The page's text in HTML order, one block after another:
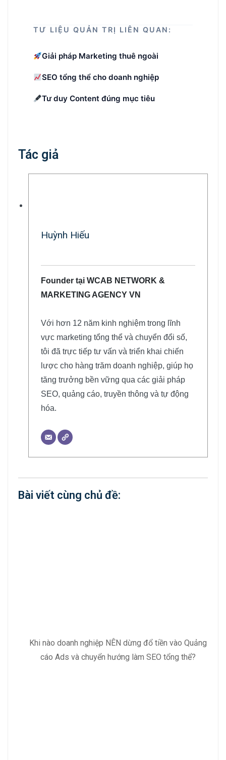
TƯ LIỆU QUẢN TRỊ LIÊN QUAN:
Giải pháp Marketing thuê ngoài
SEO tổng thể cho doanh nghiệp
Tư duy Content đúng mục tiêu
Tác giả
Huỳnh Hiếu
Founder tại WCAB NETWORK &
MARKETING AGENCY VN
Với hơn 12 năm kinh nghiệm trong lĩnh
vực marketing tổng thể và chuyển đổi số,
tôi đã trực tiếp tư vấn và triển khai chiến
lược cho hàng trăm doanh nghiệp, giúp họ
tăng trưởng bền vững qua các giải pháp
SEO, quảng cáo, truyền thông và tự động
hóa.
Bài viết cùng chủ đề:
Khi nào doanh nghiệp NÊN dừng đổ tiền vào Quảng
cáo Ads và chuyển hướng làm SEO tổng thể?